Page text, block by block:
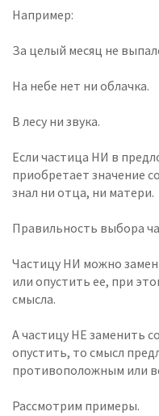
Например:
За целый месяц не
На небе нет ни облачка.
В лесу ни звука.
Если частица НИ в
приобретает значение
знал ни отца, ни матери.
Правильность выбора
Частицу НИ можно
или опустить ее, при
смысла.
А частицу НЕ заменить
опустить, то смысл
противоположным или
Рассмотрим примеры.